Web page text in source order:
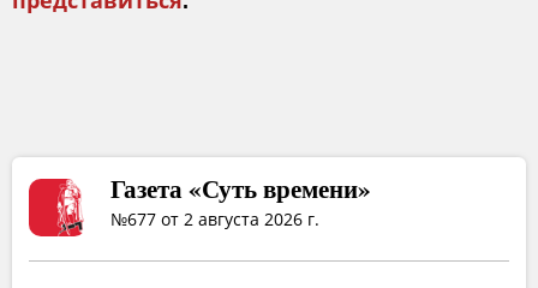
Газета «Суть времени»
№677 от 2 августа 2026 г.